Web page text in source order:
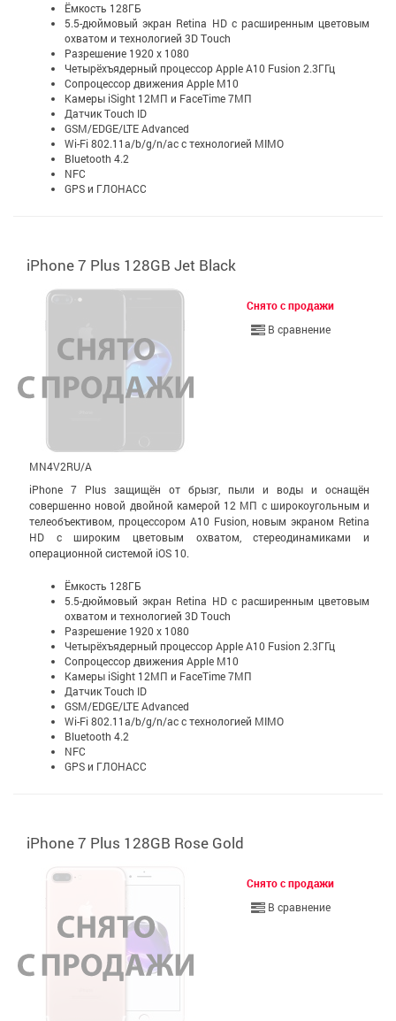
Ёмкость 128ГБ
5.5-дюймовый экран Retina HD c расширенным цветовым
охватом и технологией 3D Touch
Разрешение 1920 x 1080
Четырёхъядерный процессор Apple A10 Fusion 2.3ГГц
Сопроцессор движения Apple M10
Камеры iSight 12МП и FaceTime 7МП
Датчик Touch ID
GSM/EDGE/LTE Advanced
Wi-Fi 802.11a/b/g/n/ac с технологией MIMO
Bluetooth 4.2
NFC
GPS и ГЛОНАСС
iPhone 7 Plus 128GB Jet Black
Снято с продажи
В сравнение
MN4V2RU/A
iPhone 7 Plus защищён от брызг, пыли и воды и оснащён
совершенно новой двойной камерой 12 МП с широко­уголь­ным и
теле­объективом, процессором A10 Fusion, новым экраном Retina
HD с широким цветовым охватом, стерео­динамиками и
операционной системой iOS 10.
Ёмкость 128ГБ
5.5-дюймовый экран Retina HD c расширенным цветовым
охватом и технологией 3D Touch
Разрешение 1920 x 1080
Четырёхъядерный процессор Apple A10 Fusion 2.3ГГц
Сопроцессор движения Apple M10
Камеры iSight 12МП и FaceTime 7МП
Датчик Touch ID
GSM/EDGE/LTE Advanced
Wi-Fi 802.11a/b/g/n/ac с технологией MIMO
Bluetooth 4.2
NFC
GPS и ГЛОНАСС
iPhone 7 Plus 128GB Rose Gold
Снято с продажи
В сравнение